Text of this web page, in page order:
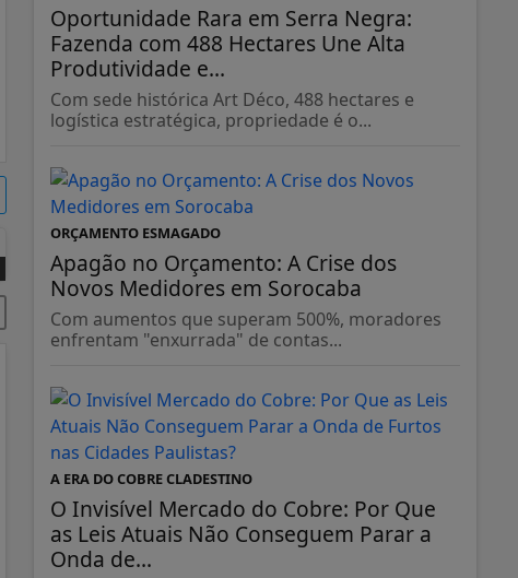
Oportunidade Rara em Serra Negra:
Fazenda com 488 Hectares Une Alta
Produtividade e...
Com sede histórica Art Déco, 488 hectares e
logística estratégica, propriedade é o...
ORÇAMENTO ESMAGADO
Apagão no Orçamento: A Crise dos
Novos Medidores em Sorocaba
Com aumentos que superam 500%, moradores
enfrentam "enxurrada" de contas...
A ERA DO COBRE CLADESTINO
O Invisível Mercado do Cobre: Por Que
as Leis Atuais Não Conseguem Parar a
Onda de...